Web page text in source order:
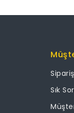
Sık